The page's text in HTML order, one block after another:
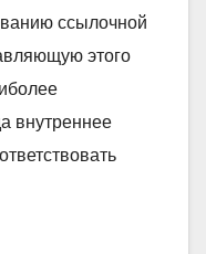
ссылочной
этого
внутреннее